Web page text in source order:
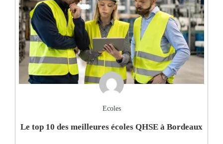
Ecoles
Le top 10 des meilleures écoles QHSE à Bordeaux